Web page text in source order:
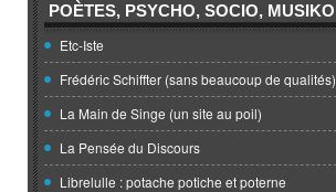
POÈTES, PSYCHO, SOCIO, MUSIKO
Etc-Iste
Frédéric Schiffter (sans beaucoup de qualités)
La Main de Singe (un site au poil)
La Pensée du Discours
Librelulle : potache potiche et poterne